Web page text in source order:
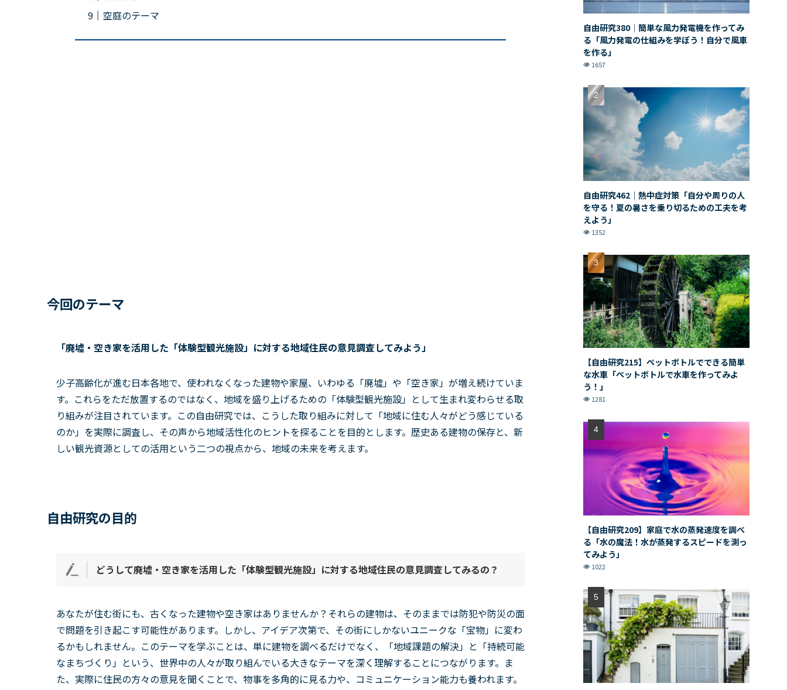
空庭のテーマ
今回のテーマ
「廃墟・空き家を活用した「体験型観光施設」に対する地域住民の意見調査してみよう」
少子高齢化が進む日本各地で、使われなくなった建物や家屋、いわゆる「廃墟」や「空き家」が増え続けていま
す。これらをただ放置するのではなく、地域を盛り上げるための「体験型観光施設」として生まれ変わらせる取
り組みが注目されています。この自由研究では、こうした取り組みに対して「地域に住む人々がどう感じている
のか」を実際に調査し、その声から地域活性化のヒントを探ることを目的とします。歴史ある建物の保存と、新
しい観光資源としての活用という二つの視点から、地域の未来を考えます。
自由研究の目的
どうして廃墟・空き家を活用した「体験型観光施設」に対する地域住民の意見調査してみるの？
あなたが住む街にも、古くなった建物や空き家はありませんか？それらの建物は、そのままでは防犯や防災の面
で問題を引き起こす可能性があります。しかし、アイデア次第で、その街にしかないユニークな「宝物」に変わ
るかもしれません。このテーマを学ぶことは、単に建物を調べるだけでなく、「地域課題の解決」と「持続可能
なまちづくり」という、世界中の人々が取り組んでいる大きなテーマを深く理解することにつながります。ま
た、実際に住民の方々の意見を聞くことで、物事を多角的に見る力や、コミュニケーション能力も養われます。
自由研究380｜簡単な風力発電機を作ってみ
る「風力発電の仕組みを学ぼう！自分で風車
を作る」
1657
自由研究462｜熱中症対策「自分や周りの人
を守る！夏の暑さを乗り切るための工夫を考
えよう」
1352
【自由研究215】ペットボトルでできる簡単
な水車「ペットボトルで水車を作ってみよ
う！」
1281
【自由研究209】家庭で水の蒸発速度を調べ
る「水の魔法！水が蒸発するスピードを測っ
てみよう」
1022